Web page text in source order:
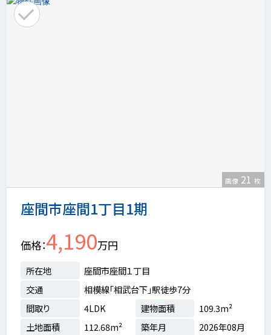
座間市座間1丁目1期
画像 21 枚
価格 4,190万円
所在地
座間市座間１丁目
交通
相模線「相武台下」駅徒歩7分
間取り
4LDK 建物面積
109.3m²
土地面積
112.68m² 築年月 2026年08月